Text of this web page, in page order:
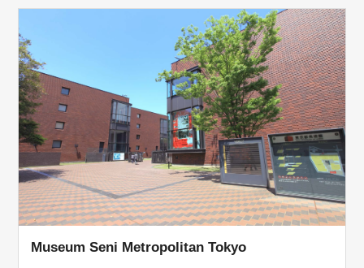
Museum Seni Metropolitan Tokyo